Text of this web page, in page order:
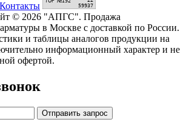
Контакты
© 2026 "АПГС". Продажа
в Москве с доставкой по России.
и таблицы аналогов продукции на
информационный характер и не
офертой.
Отправить запрос